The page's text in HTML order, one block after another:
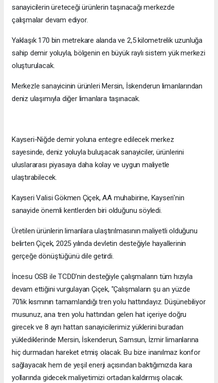
sanayicilerin üreteceği ürünlerin taşınacağı merkezde
çalışmalar devam ediyor.
Yaklaşık 170 bin metrekare alanda ve 2,5 kilometrelik uzunluğa
sahip demir yoluyla, bölgenin en büyük raylı sistem yük merkezi
oluşturulacak.
Merkezle sanayicinin ürünleri Mersin, İskenderun limanlarından
deniz ulaşımıyla diğer limanlara taşınacak.
Kayseri-Niğde demir yoluna entegre edilecek merkez
sayesinde, deniz yoluyla buluşacak sanayiciler, ürünlerini
uluslararası piyasaya daha kolay ve uygun maliyetle
ulaştırabilecek.
Kayseri Valisi Gökmen Çiçek, AA muhabirine, Kayseri'nin
sanayide önemli kentlerden biri olduğunu söyledi.
Üretilen ürünlerin limanlara ulaştırılmasının maliyetli olduğunu
belirten Çiçek, 2025 yılında devletin desteğiyle hayallerinin
gerçeğe dönüştüğünü dile getirdi.
İncesu OSB ile TCDD'nin desteğiyle çalışmaların tüm hızıyla
devam ettiğini vurgulayan Çiçek, "Çalışmaların şu an yüzde
70'lik kısmının tamamlandığı tren yolu hattındayız. Düşünebiliyor
musunuz, ana tren yolu hattından gelen hat içeriye doğru
girecek ve 8 ayrı hattan sanayicilerimiz yüklerini buradan
yüklediklerinde Mersin, İskenderun, Samsun, İzmir limanlarına
hiç durmadan hareket etmiş olacak. Bu bize inanılmaz konfor
sağlayacak hem de yeşil enerji açısından baktığımızda kara
yollarında gidecek maliyetimizi ortadan kaldırmış olacak.